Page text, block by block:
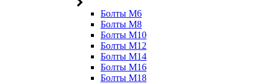
Болты М6
Болты М8
Болты М10
Болты М12
Болты М14
Болты М16
Болты М18